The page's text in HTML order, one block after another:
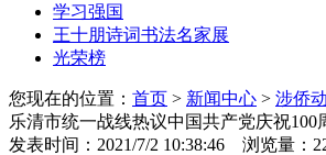
学习强国
王十朋诗词书法名家展
光荣榜
您现在的位置： 首页 > 新闻中心 > 涉侨
乐清市统一战线热议中国共产党庆祝100
发表时间：2021/7/2 10:38:46 浏览量